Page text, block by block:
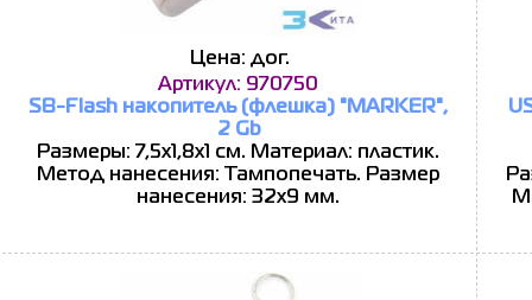
Цена: дог.
Артикул: 970750
SB-Flash накопитель (флешка) "MARKER",
2 Gb
Размеры: 7,5х1,8х1 см. Материал: пластик.
Метод нанесения: Тампопечать. Размер
нанесения: 32x9 мм.